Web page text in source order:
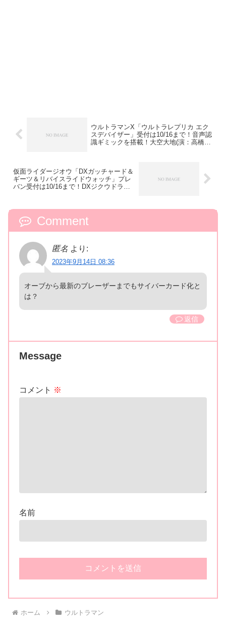
ウルトラマンX「ウルトラレプリカ エク
スデバイザー」受付は10/16まで！音声認
識ギミックを搭載！大空大地(演：高橋健
仮面ライダージオウ「DXガッチャード＆
ギーツ＆リバイスライドウォッチ」プレ
バン受付は10/16まで！DXジクウドライ
Comment
匿名 より:
2023年9月14日 08:36
オーブから最新のブレーザーまでもサイバーカード化と
は？
返信
Message
コメント ※
名前
ホーム ウルトラマン